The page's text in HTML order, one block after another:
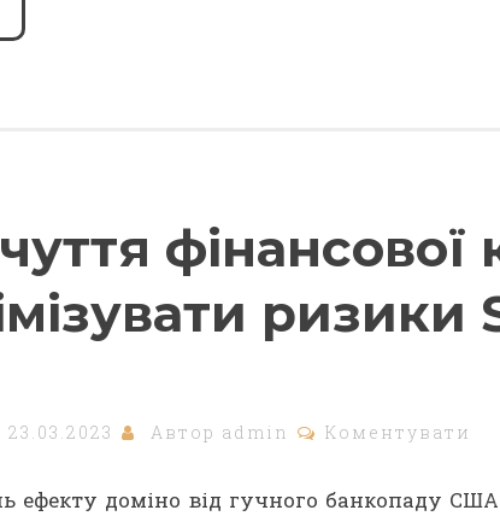
фінансової
ризики
23.03.2023 Автор admin Коментувати
ефекту доміно від гучного банкопаду